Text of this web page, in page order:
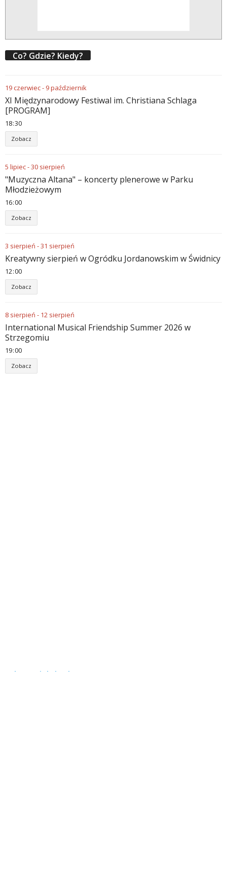
Co? Gdzie? Kiedy?
19czerwiec- 9październik
XI Międzynarodowy Festiwal im. Christiana Schlaga
[PROGRAM]
18:30
Zobacz
5 lipiec-30 sierpień
"Muzyczna Altana" – koncerty plenerowe w Parku
Młodzieżowym
16:00
Zobacz
3 sierpień -31 sierpień
Kreatywny sierpień w Ogródku Jordanowskim w Świdnicy
12:00
Zobacz
8 sierpień - 12 sierpień
International Musical Friendship Summer 2026 w
Strzegomiu
19:00
Zobacz
Zobacz cały kalendarz